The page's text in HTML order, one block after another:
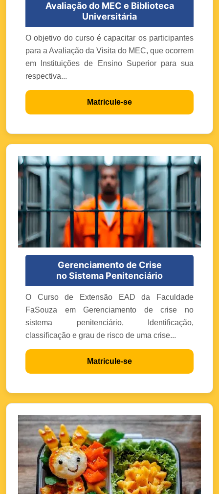
Avaliação do MEC e Biblioteca
Universitária
O objetivo do curso é capacitar os participantes
para a Avaliação da Visita do MEC, que ocorrem
em Instituições de Ensino Superior para sua
respectiva...
Matricule-se
Gerenciamento de Crise
no Sistema Penitenciário
O Curso de Extensão EAD da Faculdade
FaSouza em Gerenciamento de crise no
sistema penitenciário, Identificação,
classificação e grau de risco de uma crise...
Matricule-se